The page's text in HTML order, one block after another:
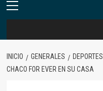
Menú
INICIO GENERALES DEPORTES
CHACO FOR EVER EN SU CASA